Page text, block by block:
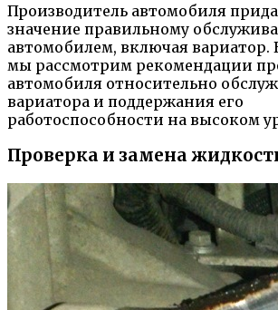
Производитель автомобиля
значение правильному
автомобилем, включая вариатор.
мы рассмотрим рекомендации
автомобиля относительно
вариатора и поддержания его
работоспособности на высоком
Проверка и замена